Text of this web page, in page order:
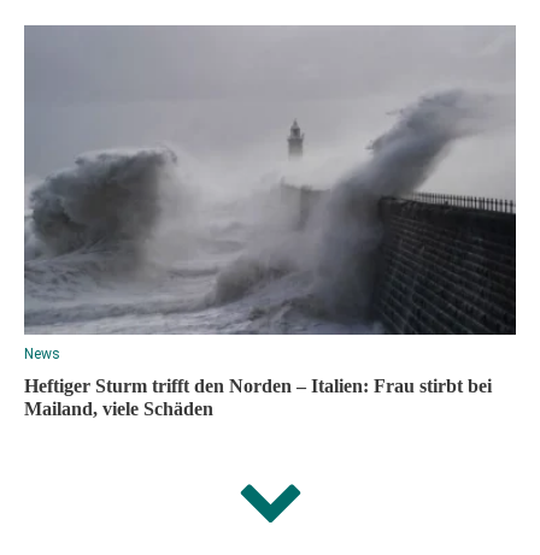
News
Heftiger Sturm trifft den Norden – Italien: Frau stirbt bei
Mailand, viele Schäden